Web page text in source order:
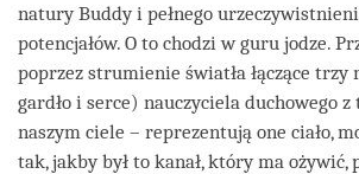
natury Buddy i pełnego
potencjałów. O to chodzi w guru jodze.
poprzez strumienie światła łączące trzy
gardło i serce) nauczyciela duchowego
naszym ciele – reprezentują one ciało,
tak, jakby był to kanał, który ma ożywić,